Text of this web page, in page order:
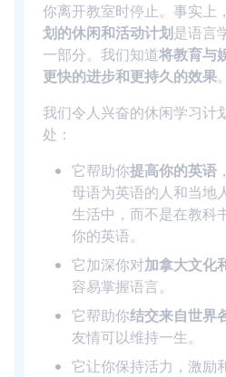
你离开教室时停止。事实上
划的休闲和活动计划是语言
一部分。我们知道将教育与
更快的进步和更持久的效果。
我们令人兴奋的休闲学习计
处：
它帮助你提高你的英语
母语为英语的人和当地
生活中，而不是在教科
你的英语。
它加深你对加拿大文化
容易掌握语言。
它帮助你结交来自世界
友情可以维持一生。
它让你保持活力，激励